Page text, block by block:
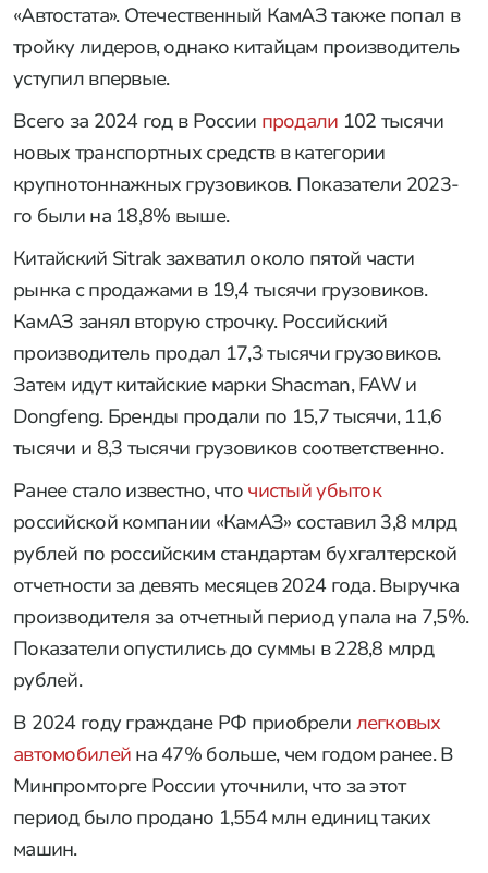
«Автостата». Отечественный КамАЗ также попал в
тройку лидеров, однако китайцам производитель
уступил впервые.
Всего за 2024 год в России продали 102 тысячи
новых транспортных средств в категории
крупнотоннажных грузовиков. Показатели 2023-
го были на 18,8% выше.
Китайский Sitrak захватил около пятой части
рынка с продажами в 19,4 тысячи грузовиков.
КамАЗ занял вторую строчку. Российский
производитель продал 17,3 тысячи грузовиков.
Затем идут китайские марки Shacman, FAW и
Dongfeng. Бренды продали по 15,7 тысячи, 11,6
тысячи и 8,3 тысячи грузовиков соответственно.
Ранее стало известно, что чистый убыток
российской компании «КамАЗ» составил 3,8 млрд
рублей по российским стандартам бухгалтерской
отчетности за девять месяцев 2024 года. Выручка
производителя за отчетный период упала на 7,5%.
Показатели опустились до суммы в 228,8 млрд
рублей.
В 2024 году граждане РФ приобрели легковых
автомобилей на 47% больше, чем годом ранее. В
Минпромторге России уточнили, что за этот
период было продано 1,554 млн единиц таких
машин.